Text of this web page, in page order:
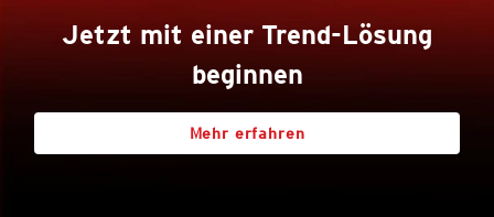
Jetzt mit einer Trend-Lösung
beginnen
Mehr erfahren